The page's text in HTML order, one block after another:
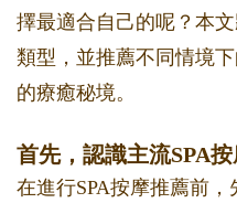
擇最適合自己的呢？本
類型，並推薦不同情境
的療癒秘境。
首先，認識主流SPA
在進行SPA按摩推薦前